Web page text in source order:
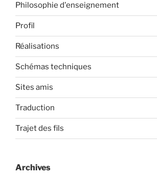
Philosophie d'enseignement
Profil
Réalisations
Schémas techniques
Sites amis
Traduction
Trajet des fils
Archives